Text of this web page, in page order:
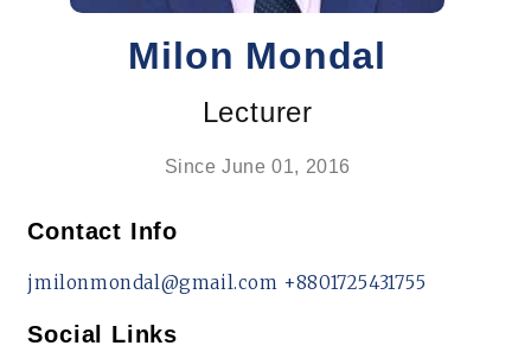
Milon Mondal
Lecturer
Since June 01, 2016
Contact Info
jmilonmondal@gmail.com +8801725431755
Social Links